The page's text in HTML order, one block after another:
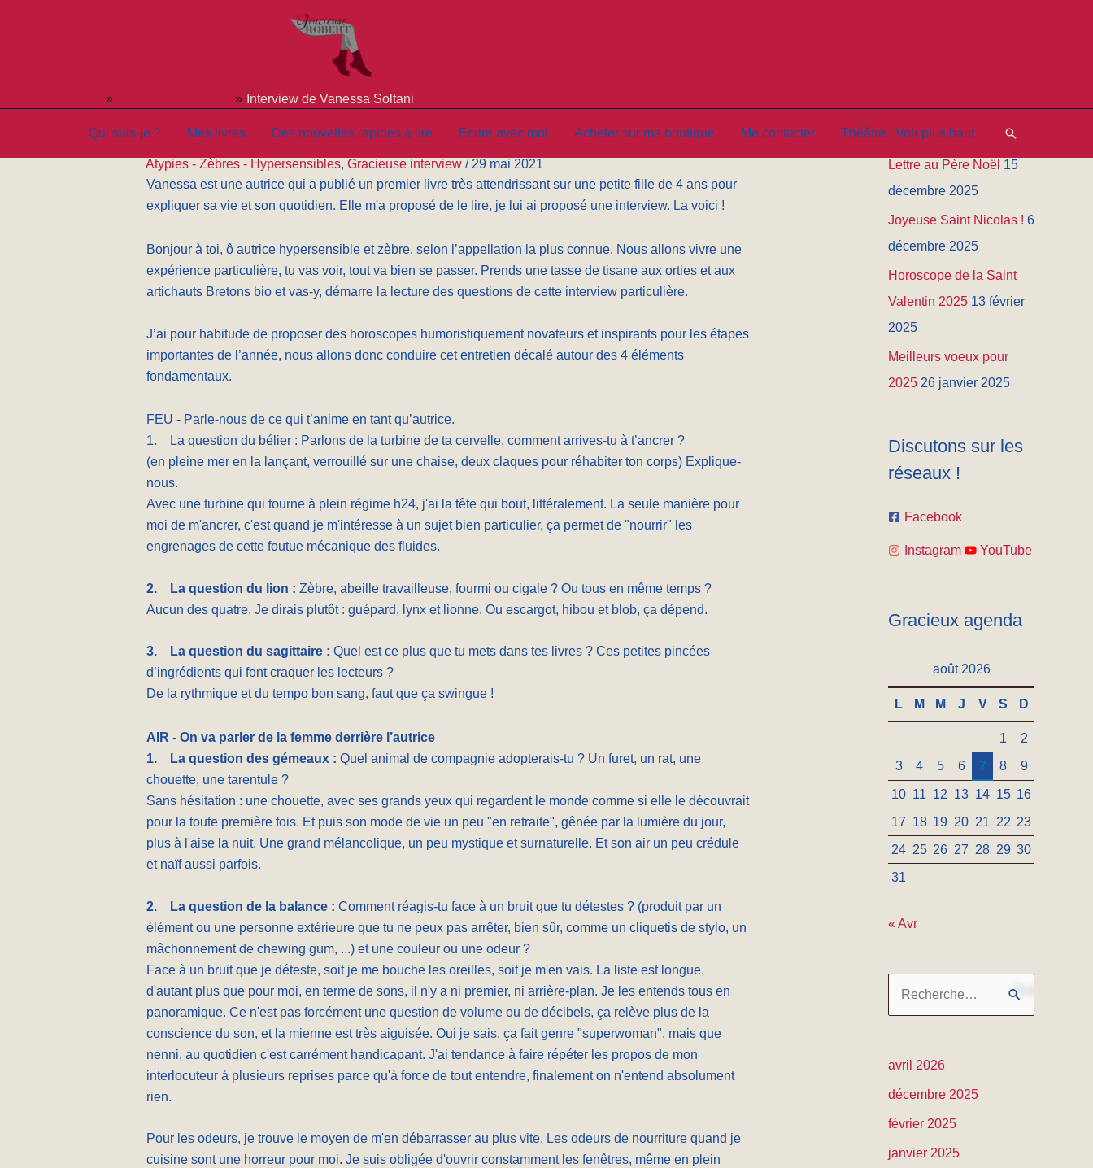
Interview de Vanessa Soltani
Qui suis-je ? Mes livres Des nouvelles rapides à lire Ecrire avec moi Acheter sur ma boutique Me contacter Théâtre : Voir plus haut Rechercher
Interview de Vanessa Soltani
Atypies - Zèbres - Hypersensibles, Gracieuse interview/29 mai 2021
Vanessa est une autrice qui a publié un premier livre très attendrissant sur une petite fille de 4 ans pour
expliquer sa vie et son quotidien. Elle m'a proposé de le lire, je lui ai proposé une interview. La voici !
Bonjour à toi, ô autrice hypersensible et zèbre, selon l’appellation la plus connue. Nous allons vivre une
expérience particulière, tu vas voir, tout va bien se passer. Prends une tasse de tisane aux orties et aux
artichauts Bretons bio et vas-y, démarre la lecture des questions de cette interview particulière.
J’ai pour habitude de proposer des horoscopes humoristiquement novateurs et inspirants pour les étapes
importantes de l’année, nous allons donc conduire cet entretien décalé autour des 4 éléments
fondamentaux.
FEU - Parle-nous de ce qui t’anime en tant qu’autrice.
1. La question du bélier : Parlons de la turbine de ta cervelle, comment arrives-tu à t’ancrer ?
(en pleine mer en la lançant, verrouillé sur une chaise, deux claques pour réhabiter ton corps) Explique-
nous.
Avec une turbine qui tourne à plein régime h24, j'ai la tête qui bout, littéralement. La seule manière pour
moi de m'ancrer, c'est quand je m'intéresse à un sujet bien particulier, ça permet de "nourrir" les
engrenages de cette foutue mécanique des fluides.
2. La question du lion : Zèbre, abeille travailleuse, fourmi ou cigale ? Ou tous en même temps ?
Aucun des quatre. Je dirais plutôt : guépard, lynx et lionne. Ou escargot, hibou et blob, ça dépend.
3. La question du sagittaire : Quel est ce plus que tu mets dans tes livres ? Ces petites pincées
d’ingrédients qui font craquer les lecteurs ?
De la rythmique et du tempo bon sang, faut que ça swingue !
AIR - On va parler de la femme derrière l’autrice
1.
La question des gémeaux : Quel animal de compagnie adopterais-tu ? Un furet, un rat, une
chouette, une tarentule ?
Sans hésitation : une chouette, avec ses grands yeux qui regardent le monde comme si elle le découvrait
pour la toute première fois. Et puis son mode de vie un peu "en retraite", gênée par la lumière du jour,
plus à l'aise la nuit. Une grand mélancolique, un peu mystique et surnaturelle. Et son air un peu crédule
et naïf aussi parfois.
2. La question de la balance : Comment réagis-tu face à un bruit que tu détestes ? (produit par un
élément ou une personne extérieure que tu ne peux pas arrêter, bien sûr, comme un cliquetis de stylo, un
mâchonnement de chewing gum, ...) et une couleur ou une odeur ?
Face à un bruit que je déteste, soit je me bouche les oreilles, soit je m'en vais. La liste est longue,
d'autant plus que pour moi, en terme de sons, il n'y a ni premier, ni arrière-plan. Je les entends tous en
panoramique. Ce n'est pas forcément une question de volume ou de décibels, ça relève plus de la
conscience du son, et la mienne est très aiguisée. Oui je sais, ça fait genre "superwoman", mais que
nenni, au quotidien c'est carrément handicapant. J'ai tendance à faire répéter les propos de mon
interlocuteur à plusieurs reprises parce qu'à force de tout entendre, finalement on n'entend absolument
rien.
Pour les odeurs, je trouve le moyen de m'en débarrasser au plus vite. Les odeurs de nourriture quand je
cuisine sont une horreur pour moi. Je suis obligée d'ouvrir constamment les fenêtres, même en plein
Horoscope de Pâques 5
avril 2026
Lettre au Père Noël 15
décembre 2025
Joyeuse Saint Nicolas ! 6
décembre 2025
Horoscope de la Saint
Valentin 2025 13 février
2025
Meilleurs voeux pour
2025 26 janvier 2025
Discutons sur les
réseaux !
Facebook
Instagram YouTube
Gracieux agenda
août 2026
L M M J V S D
1
2
3
4 5 6 7 8 9
10 11 12 13 14 15 16
17 18 19 20 21 22 23
24 25 26 27 28 29 30
31
« Avr
e
r
c
avril 2026
décembre 2025
février 2025
janvier 2025